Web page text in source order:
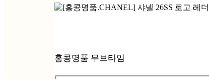
홍콩명품 무브타임